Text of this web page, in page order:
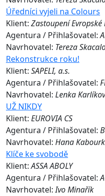
Úředníci vyjeli na Colours
Klient: Zastoupení Evropské
Agentura / Přihlašovatel:
Navrhovatel: Tereza
Rekonstrukce roku!
Klient: SAPELI, a.s.
Agentura / Přihlašovatel:
Navrhovatel: Lenka
UŽ NIKDY
Klient: EUROVIA CS
Agentura / Přihlašovatel:
Navrhovatel: Hana
Klíče ke svobodě
Klient:ASSA ABOLY
Agentura / Přihlašovatel:
Navrhovatel:Ivo Minařík